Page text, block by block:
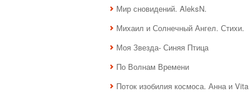
Мир сновидений. AleksN.
Михаил и Солнечный Ангел. Стихи.
Моя Звезда- Синяя Птица
По Волнам Времени
Поток изобилия космоса. Анна и Vita